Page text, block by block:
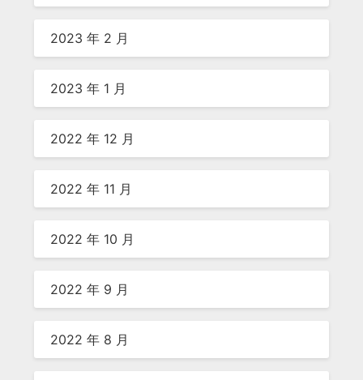
2023 年 2 月
2023 年 1 月
2022 年 12 月
2022 年 11 月
2022 年 10 月
2022 年 9 月
2022 年 8 月